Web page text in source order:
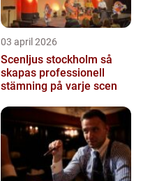
03 april 2026
Scenljus stockholm så
skapas professionell
stämning på varje scen